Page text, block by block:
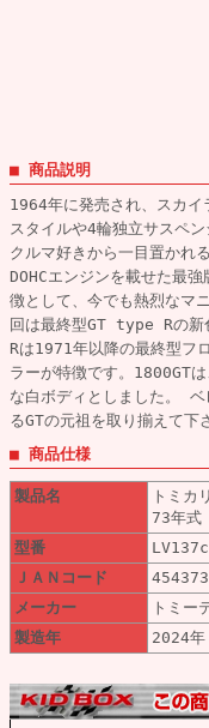
■ 商品説明
1964年に発売され、スカ
スタイルや4輪独立サスペ
クルマ好きから一目置かれ
DOHCエンジンを載せた
徴として、今でも熱烈なマ
回は最終型GT type Rの新
Rは1971年以降の最終型フ
ラーが特徴です。1800GT
な白ボディとしました。 ベ
るGTの元祖を取り揃えて下
■ 商品仕様
製品名
トミ
73年式
型番
LV137c
ＪＡＮコード
メーカー
トミー
製造年
2024年